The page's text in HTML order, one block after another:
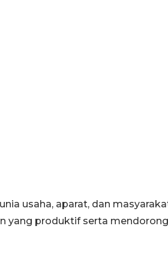
usaha, aparat, dan
yang produktif serta